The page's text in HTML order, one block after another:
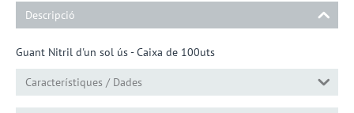
Descripció
Guant Nitril d'un sol ús - Caixa de 100uts
Característiques / Dades